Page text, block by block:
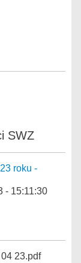
SWZ
roku -
- 15:11:30
23.pdf